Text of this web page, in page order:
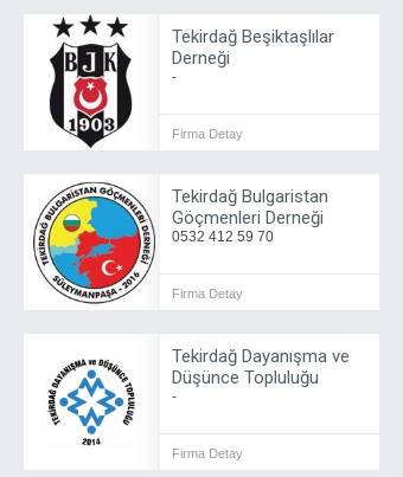
Tekirdağ Beşiktaşlılar
Derneği
-
Firma Detay
Tekirdağ Bulgaristan
Göçmenleri Derneği
0532 412 59 70
Firma Detay
Tekirdağ Dayanışma ve
Düşünce Topluluğu
-
Firma Detay